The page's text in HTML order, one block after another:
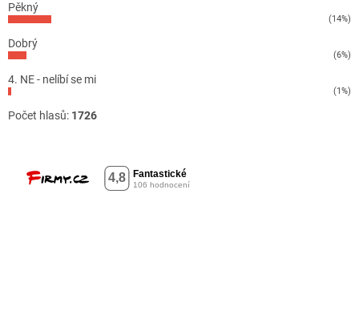
Pěkný
(14%)
Dobrý
(6%)
4. NE - nelíbí se mi
(1%)
Počet hlasů: 1726